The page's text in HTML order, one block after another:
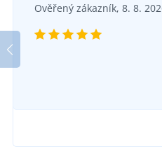
Ověřený zákazník, 8. 8.